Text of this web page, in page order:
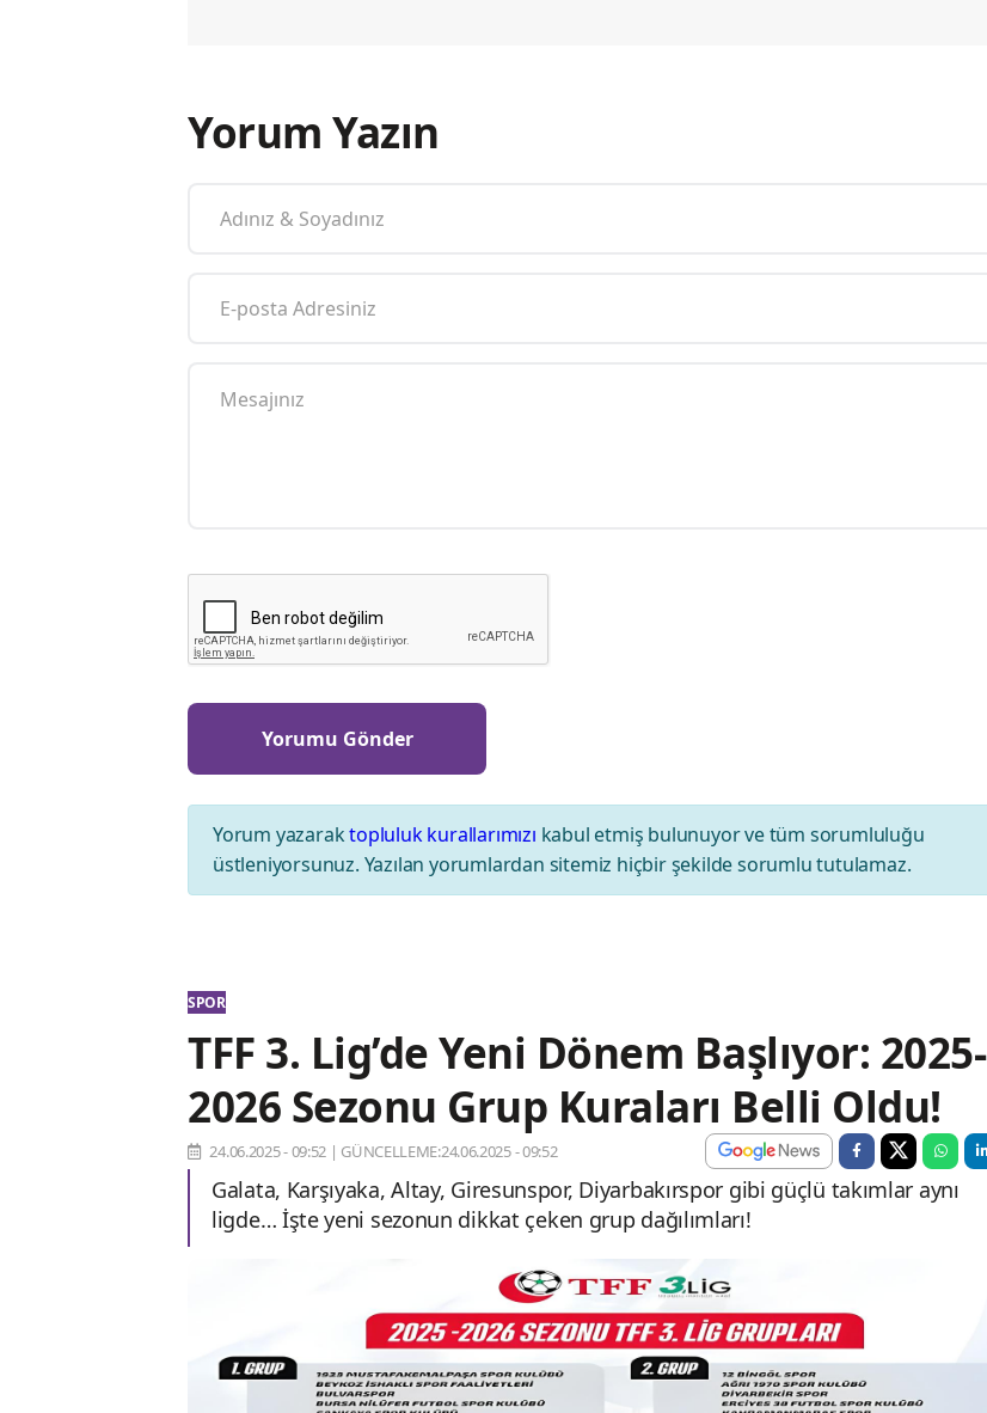
Yorum Yazın
Yorum yazaraktopluluk kurallarımızı kabul etmiş bulunuyor ve tüm sorumluluğu
üstleniyorsunuz. Yazılan yorumlardan sitemiz hiçbir şekilde sorumlu tutulamaz.
SPOR
TFF 3. Lig’de Yeni Dönem Başlıyor: 2025-
2026 Sezonu Grup Kuraları Belli Oldu!
24.06.2025 - 09:52 | GÜNCELLEME:24.06.2025 - 09:52
Galata, Karşıyaka, Altay, Giresunspor, Diyarbakırspor gibi güçlü takımlar aynı
ligde… İşte yeni sezonun dikkat çeken grup dağılımları!